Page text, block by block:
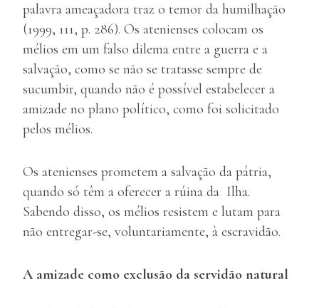
palavra ameaçadora traz o temor da humilhação
(1999, 111, p. 286). Os atenienses colocam os
mélios em um falso dilema entre a guerra e a
salvação, como se não se tratasse sempre de
sucumbir, quando não é possível estabelecer a
amizade no plano político, como foi solicitado
pelos mélios.
Os atenienses prometem a salvação da pátria,
quando só têm a oferecer a rúina da Ilha.
Sabendo disso, os mélios resistem e lutam para
não entregar-se, voluntariamente, à escravidão.
A amizade como exclusão da servidão natural